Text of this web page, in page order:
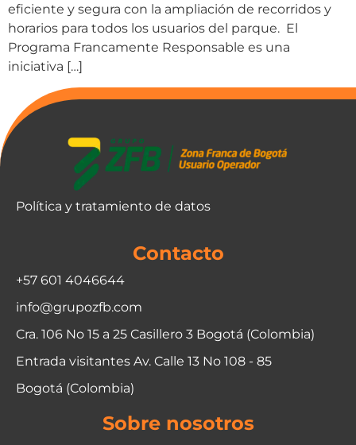
eficiente y segura con la ampliación de recorridos y
horarios para todos los usuarios del parque. El
Programa Francamente Responsable es una
iniciativa […]
Política y tratamiento de datos
Contacto
+57 601 4046644
info@grupozfb.com
Cra. 106 No 15 a 25 Casillero 3 Bogotá (Colombia)
Entrada visitantes Av. Calle 13 No 108 - 85
Bogotá (Colombia)
Sobre nosotros